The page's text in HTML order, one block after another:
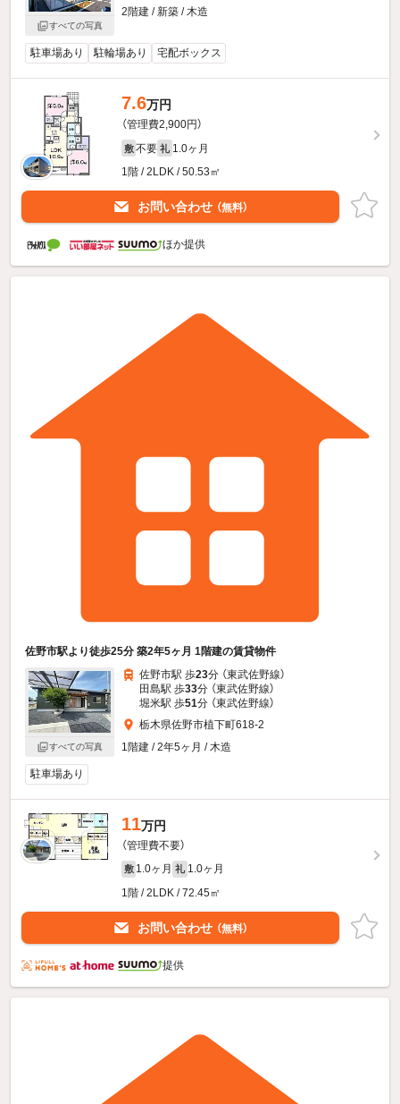
すべての写真
2階建 / 新築 / 木造
駐車場あり 駐輪場あり 宅配ボックス
7.6万円
（管理費2,900円）
敷 不要 礼 1.0ヶ月
1階 / 2LDK / 50.53㎡
お問い合わせ （無料）
ほか提供
佐野市駅より徒歩25分 築2年5ヶ月 1階建の賃貸物件
すべての写真
佐野市駅 歩23分 （東武佐野線）
田島駅 歩33分 （東武佐野線）
堀米駅 歩51分 （東武佐野線）
栃木県佐野市植下町618-2
1階建 / 2年5ヶ月 / 木造
駐車場あり
11万円
（管理費不要）
敷 1.0ヶ月 礼 1.0ヶ月
1階 / 2LDK / 72.45㎡
お問い合わせ （無料）
提供